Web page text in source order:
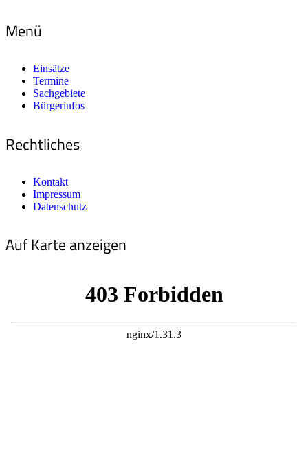
Menü
Einsätze
Termine
Sachgebiete
Bürgerinfos
Rechtliches
Kontakt
Impressum
Datenschutz
Auf Karte anzeigen